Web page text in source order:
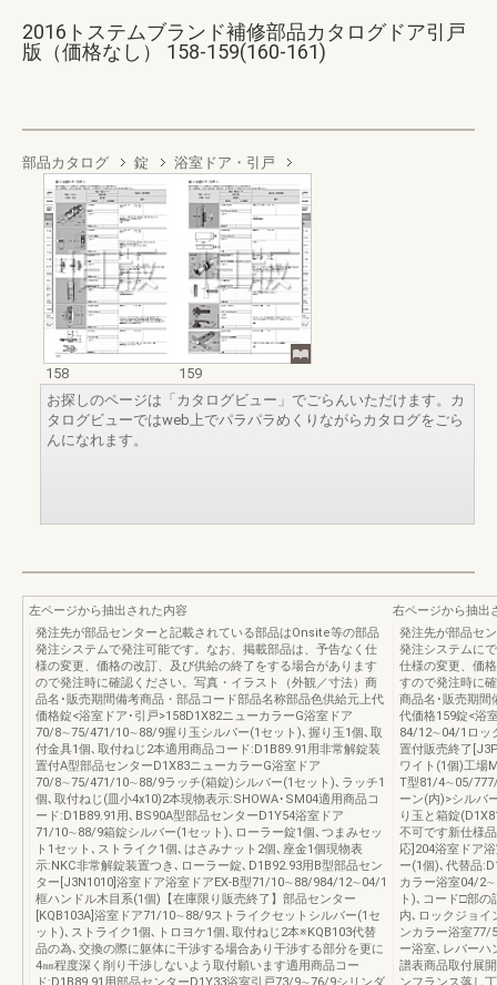
2016トステムブランド補修部品カタログドア引戸
版（価格なし） 158-159(160-161)
部品カタログ 錠 浴室ドア・引戸
158
159
お探しのページは「カタログビュー」でごらんいただけます。カ
タログビューではweb上でパラパラめくりながらカタログをごら
んになれます。
左ページから抽出された内容
発注先が部品センターと記載されている部品はOnsite等の部品
発注システムで発注可能です。なお、掲載部品は、予告なく仕
様の変更、価格の改訂、及び供給の終了をする場合があります
ので発注時に確認ください。写真・イラスト（外観／寸法）商
品名･販売期間備考商品・部品コード部品名称部品色供給元上代
価格錠<浴室ドア･引戸>158D1X82ニューカラーG浴室ドア
70/8∼75/471/10∼88/9握り玉シルバー(1セット)､握り玉1個､取
付金具1個､取付ねじ2本適用商品コード:D1B89.91用非常解錠装
置付A型部品センターD1X83ニューカラーG浴室ドア
70/8∼75/471/10∼88/9ラッチ(箱錠)シルバー(1セット)､ラッチ1
個､取付ねじ(皿小4x10)2本現物表示:SHOWA･SM04適用商品コ
ード:D1B89.91用､BS90A型部品センターD1Y54浴室ドア
71/10∼88/9箱錠シルバー(1セット)､ローラー錠1個､つまみセッ
ト1セット､ストライク1個､はさみナット2個､座金1個現物表
示:NKC非常解錠装置つき､ローラー錠､D1B92.93用B型部品セン
ター[J3N1010]浴室ドア浴室ドアEX-B型71/10∼88/984/12∼04/1
框ハンドル木目系(1個)【在庫限り販売終了】部品センター
[KQB103A]浴室ドア71/10∼88/9ストライクセットシルバー(1セ
ット)､ストライク1個､トロヨケ1個､取付ねじ2本※KQB103代替
品の為､交換の際に躯体に干渉する場合あり干渉する部分を更に
4㎜程度深く削り干渉しないよう取付願います適用商品コー
ド:D1B89.91用部品センターD1Y33浴室引戸73/9∼76/9シリンダ
右ページから抽出
発注先が部品セ
発注システムに
仕様の変更、価
すので発注時に
商品名･販売期間
代価格159錠<浴
84/12∼04/1ロッ
置付販売終了
ワイト(1個)工場
T型81/4∼05/
ーン(内)>シルバ
り玉と箱錠
不可です新仕様
応]204浴室ドア
ー(1個)､代替品
カラー浴室04/
ト)､コード□部
内､ロックジョイ
ンカラー浴室77/
ー浴室､レバーハ
譜表商品取付展
ンフランス落し